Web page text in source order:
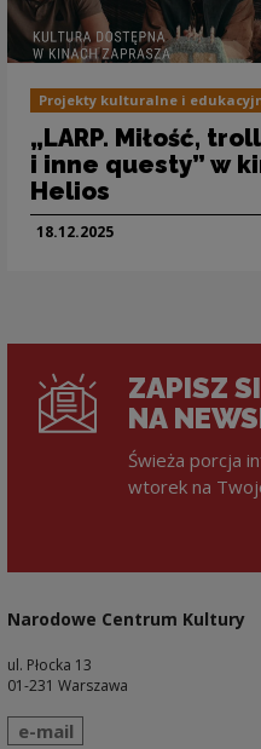
Projekty kulturalne i
„LARP. Miłość,
i inne questy” w
Helios
18.12.2025
ZAPISZ
NA
Świeża porcja
wtorek na
Narodowe Centrum Kultury
ul. Płocka 13
01-231 Warszawa
wyślij wiadomość
e-mail